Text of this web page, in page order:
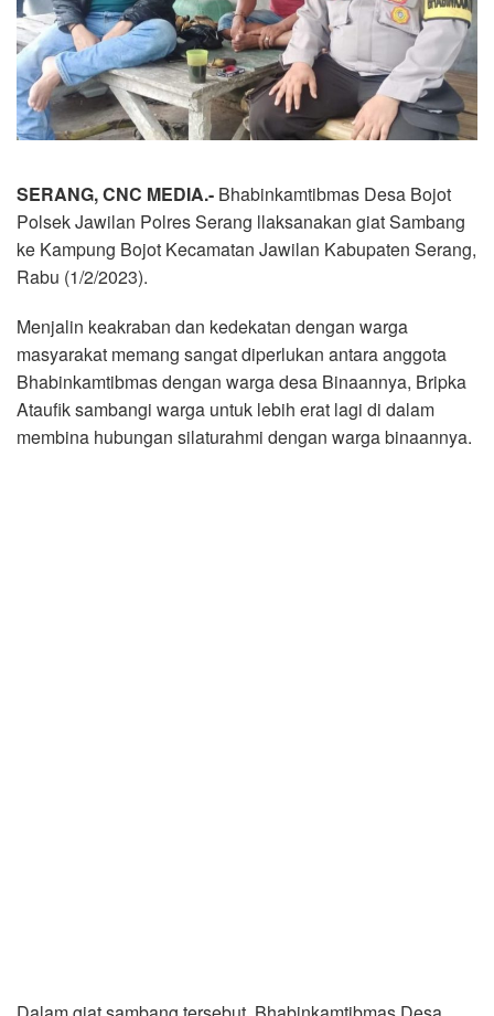
SERANG, CNC MEDIA.- Bhabinkamtibmas Desa Bojot
Polsek Jawilan Polres Serang llaksanakan giat Sambang
ke Kampung Bojot Kecamatan Jawilan Kabupaten Serang,
Rabu (1/2/2023).
Menjalin keakraban dan kedekatan dengan warga
masyarakat memang sangat diperlukan antara anggota
Bhabinkamtibmas dengan warga desa Binaannya, Bripka
Ataufik sambangi warga untuk lebih erat lagi di dalam
membina hubungan silaturahmi dengan warga binaannya.